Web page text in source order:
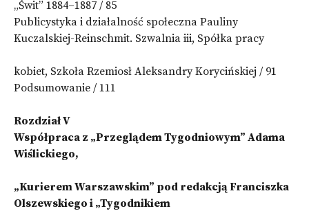
„Świt” 1884–1887 / 85
Publicystyka i działalność społeczna Pauliny
Kuczalskiej-Reinschmit. Szwalnia iii, Spółka pracy
kobiet, Szkoła Rzemiosł Aleksandry Korycińskiej / 91
Podsumowanie / 111
Rozdział V
Współpraca z „Przeglądem Tygodniowym” Adama
Wiślickiego,
„Kurierem Warszawskim” pod redakcją Franciszka
Olszewskiego i „Tygodnikiem